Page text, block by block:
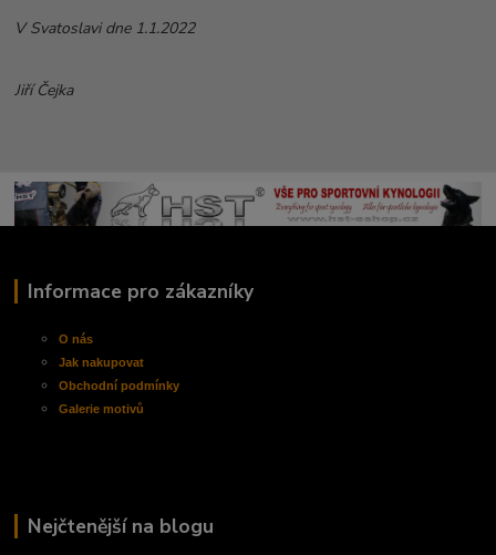
V Svatoslavi dne 1.1.2022
Jiří Čejka
Informace pro zákazníky
O nás
Jak nakupovat
Obchodnípodmínky
Galerie motivů
Nejčtenější na blogu